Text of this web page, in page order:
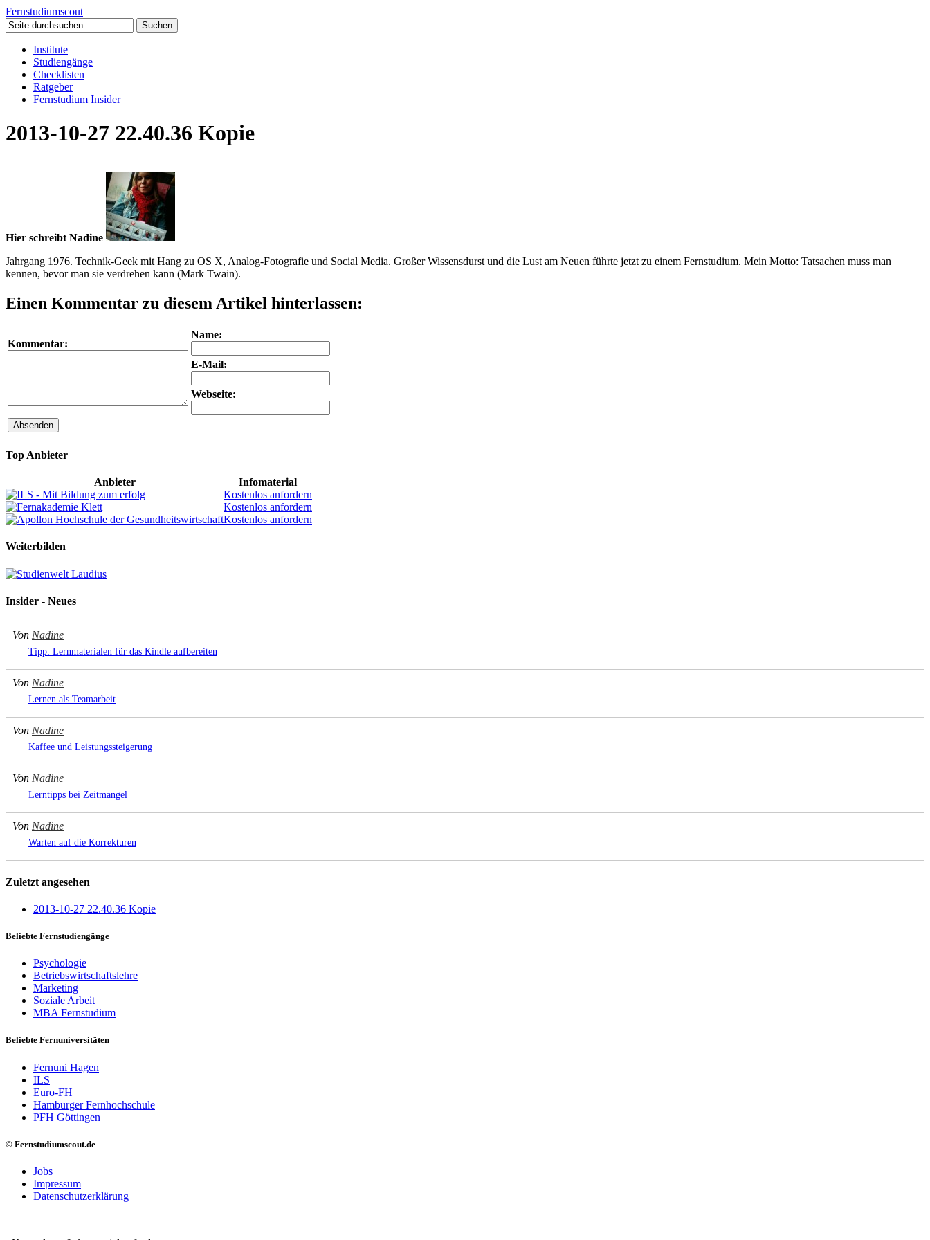
Fernstudiumscout
Institute
Studiengänge
Checklisten
Ratgeber
Fernstudium Insider
2013-10-27 22.40.36 Kopie
Hier schreibt Nadine
Jahrgang 1976. Technik-Geek mit Hang zu OS X, Analog-Fotografie und Social Media. Großer Wissensdurst und die Lust am Neuen führte jetzt zu einem Fernstudium. Mein Motto: Tatsachen muss man
kennen, bevor man sie verdrehen kann (Mark Twain).
Einen Kommentar zu diesem Artikel hinterlassen:
Kommentar:
Name:
E-Mail:
Webseite:
Absenden
Top Anbieter
Anbieter
Infomaterial
Kostenlos anfordern
Kostenlos anfordern
Kostenlos anfordern
Weiterbilden
Insider - Neues
Von Nadine
Tipp: Lernmaterialen für das Kindle aufbereiten
Von Nadine
Lernen als Teamarbeit
Von Nadine
Kaffee und Leistungssteigerung
Von Nadine
Lerntipps bei Zeitmangel
Von Nadine
Warten auf die Korrekturen
Zuletzt angesehen
2013-10-27 22.40.36 Kopie
Beliebte Fernstudiengänge
Psychologie
Betriebswirtschaftslehre
Marketing
Soziale Arbeit
MBA Fernstudium
Beliebte Fernuniversitäten
Fernuni Hagen
ILS
Euro-FH
Hamburger Fernhochschule
PFH Göttingen
© Fernstudiumscout.de
Jobs
Impressum
Datenschutzerklärung